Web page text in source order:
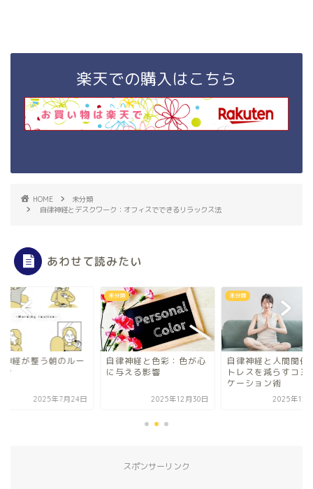
楽天での購入はこちら
HOME
未分類
自律神経とデスクワーク：オフィスでできるリラックス法
あわせて読みたい
神経が整う朝のルー
ン
2025年7月24日
未分類
自律神経と色彩：色が心
に与える影響
2025年12月30日
未分類
自律神経と人間関係
トレスを減らすコミ
ケーション術
2025年12
スポンサーリンク